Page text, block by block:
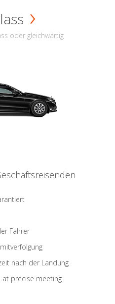
oder gleichwärtig
Fahrer
nach der Landung
at precise meeting